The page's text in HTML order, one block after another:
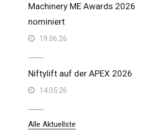
Machinery ME Awards 2026
nominiert
19.06.26
Niftylift auf der APEX 2026
14.05.26
Alle Aktuellste